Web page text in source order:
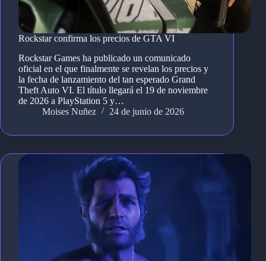
Rockstar confirma los precios de GTA VI
Rockstar Games ha publicado un comunicado
oficial en el que finalmente se revelan los precios y
la fecha de lanzamiento del tan esperado Grand
Theft Auto VI. El título llegará el 19 de noviembre
de 2026 a PlayStation 5 y…
Moises Nuñez
24 de junio de 2026